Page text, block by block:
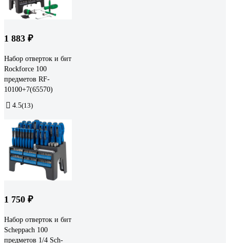
1 883 ₽
Набор отверток и бит
Rockforce 100
предметов RF-
10100+7(65570)
4.5(13)
1 750 ₽
Набор отверток и бит
Scheppach 100
предметов 1/4 Sch-